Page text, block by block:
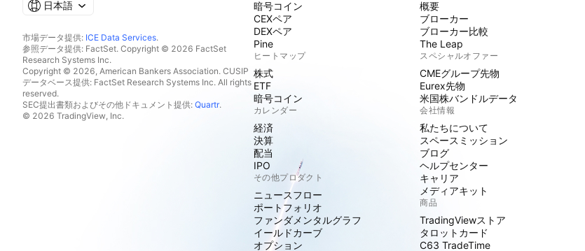
日本語
市場データ提供: ICE Data Services.
参照データ提供: FactSet. Copyright © 2026 FactSet
Research Systems Inc.
Copyright © 2026, American Bankers Association. CUSIP
データベース提供: FactSet Research Systems Inc. All rights
reserved.
SEC提出書類およびその他ドキュメント提供: Quartr.
© 2026 TradingView, Inc.
暗号コイン
CEXペア
DEXペア
Pine
ヒートマップ
株式
ETF
暗号コイン
カレンダー
経済
決算
配当
IPO
その他プロダクト
ニュースフロー
ポートフォリオ
ファンダメンタルグラフ
イールドカーブ
オプション
概要
ブローカー
ブローカー比較
The Leap
スペシャルオファー
CMEグループ先物
Eurex先物
米国株バンドルデータ
会社情報
私たちについて
スペースミッション
ブログ
ヘルプセンター
キャリア
メディアキット
商品
TradingViewストア
タロットカード
C63 TradeTime